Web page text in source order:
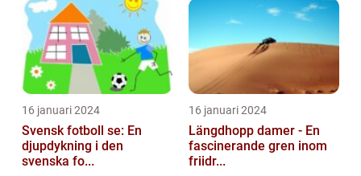
16 januari 2024
Svensk fotboll se: En
djupdykning i den
svenska fo...
16 januari 2024
Längdhopp damer - En
fascinerande gren inom
friidr...